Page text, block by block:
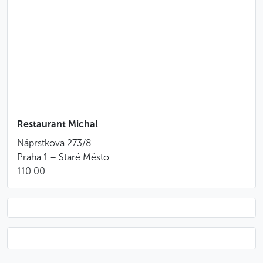
Caffè o tè
MENÙ PESCI
Aperitivo
Variazioni di antipasti stagionali
Filetto di pesce alla griglia, purè di verdure e
Dessert fatto in casa
Restaurant Michal
Náprstkova 273/8
Praha 1 – Staré Město
110 00